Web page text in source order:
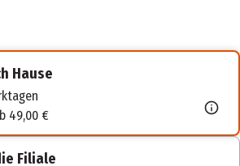
Hause
49,00 €
Filiale